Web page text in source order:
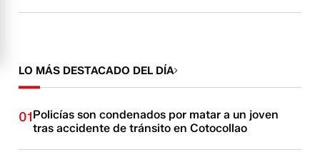
LO MÁS DESTACADO DEL DÍA
01Policías son condenados por matar a un joven
tras accidente de tránsito en Cotocollao